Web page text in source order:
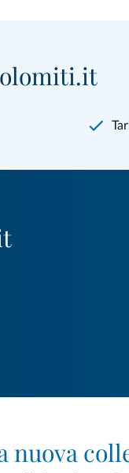
nuova